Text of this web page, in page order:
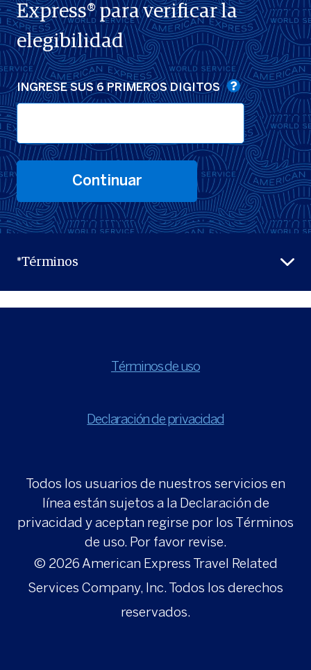
Express® para verificar la
elegibilidad
INGRESE SUS 6 PRIMEROS DIGITOS
Continuar
*Términos
Términos de uso
Declaración de privacidad
Todos los usuarios de nuestros servicios en
línea están sujetos a la Declaración de
privacidad y aceptan regirse por los Términos
de uso. Por favor revise.
© 2026 American Express Travel Related
Services Company, Inc. Todos los derechos
reservados.